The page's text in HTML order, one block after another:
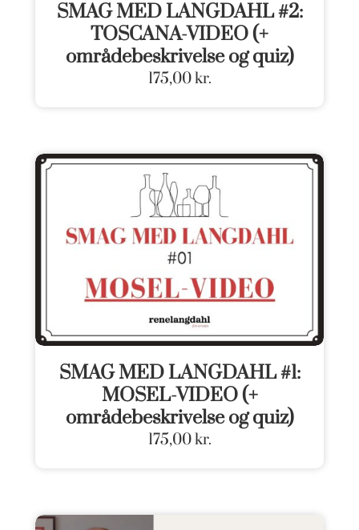
SMAG MED LANGDAHL #2:
TOSCANA-VIDEO (+
områdebeskrivelse og quiz)
175,00kr.
SMAG MED LANGDAHL #1:
MOSEL-VIDEO (+
områdebeskrivelse og quiz)
175,00kr.